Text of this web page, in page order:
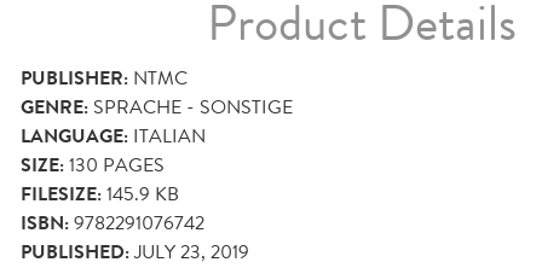
Product Details
PUBLISHER: NTMC
GENRE: SPRACHE - SONSTIGE
LANGUAGE: ITALIAN
SIZE:130 PAGES
FILESIZE:145.9 KB
ISBN:9782291076742
PUBLISHED:JULY 23, 2019